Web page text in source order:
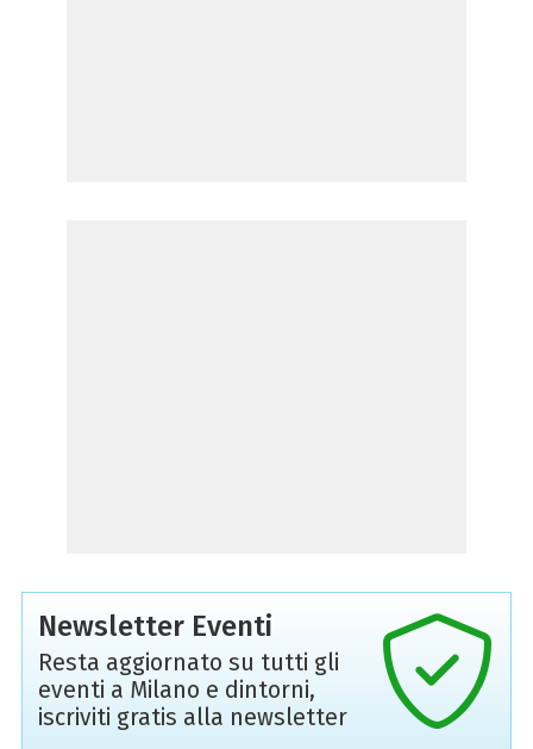
Newsletter Eventi
Resta aggiornato su tutti gli
eventi a Milano e dintorni,
iscriviti gratis alla newsletter